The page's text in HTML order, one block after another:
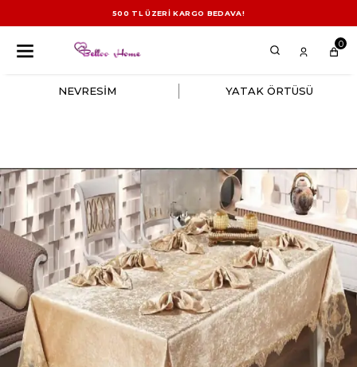
500 TL ÜZERİ KARGO BEDAVA!
0
NEVRESİM YATAK ÖRTÜSÜ